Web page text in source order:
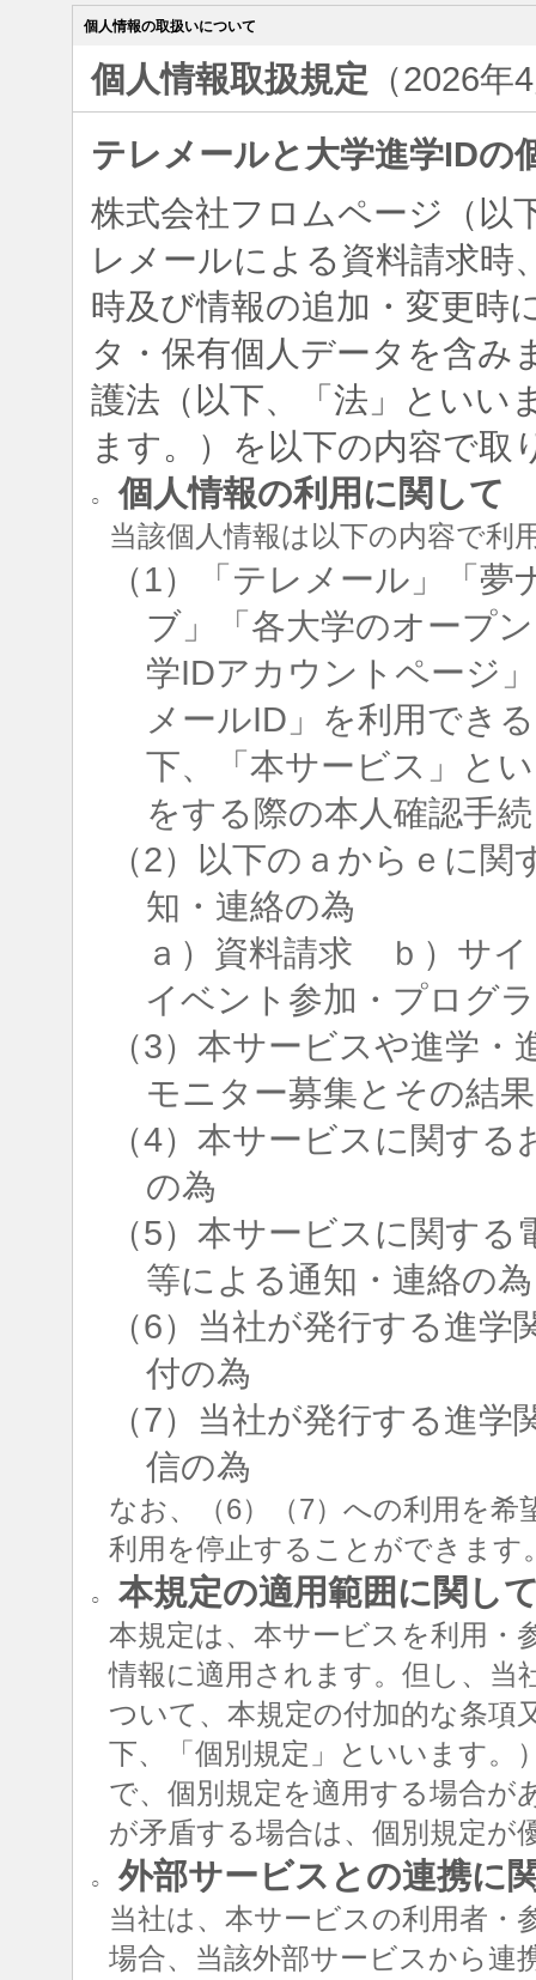
個人情報の取扱いについて
個人情報取扱規定 （2026
テレメールと大学進学IDの
株式会社フロムページ（以
レメールによる資料請求時
時及び情報の追加・変更時
タ・保有個人データを含み
護法（以下、「法」といい
ます。）を以下の内容で取
○ 個人情報の利用に関して
当該個人情報は以下の内容で利
（1）「テレメール」「
ブ」「各大学のオープ
学IDアカウントページ
メールID」を利用でき
下、「本サービス」と
をする際の本人確認手
（2）以下のａからｅに
知・連絡の為
ａ）資料請求 ｂ）サ
イベント参加・プログ
（3）本サービスや進学
モニター募集とその結
（4）本サービスに関す
の為
（5）本サービスに関す
等による通知・連絡の為
（6）当社が発行する進
付の為
（7）当社が発行する進
信の為
なお、（6）（7）への利用を
利用を停止することができます
○ 本規定の適用範囲に関し
本規定は、本サービスを利用・
情報に適用されます。但し、当
ついて、本規定の付加的な条項
下、「個別規定」といいます。
で、個別規定を適用する場合が
が矛盾する場合は、個別規定が
○ 外部サービスとの連携に
当社は、本サービスの利用者・
場合、当該外部サービスから連